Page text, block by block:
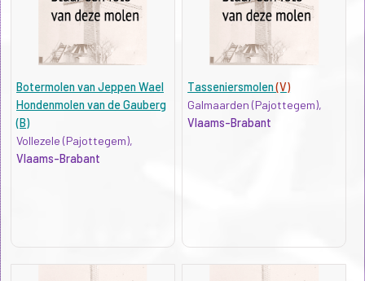
Botermolen van Jeppen Wael
Hondenmolen van de Gauberg
(B)
Vollezele (Pajottegem),
Vlaams-Brabant
Tasseniersmolen(V)
Galmaarden (Pajottegem),
Vlaams-Brabant